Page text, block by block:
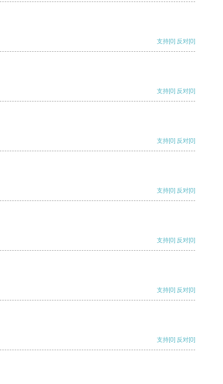
支持[0] 反对[0]
支持[0] 反对[0]
支持[0] 反对[0]
支持[0] 反对[0]
支持[0] 反对[0]
支持[0] 反对[0]
支持[0] 反对[0]